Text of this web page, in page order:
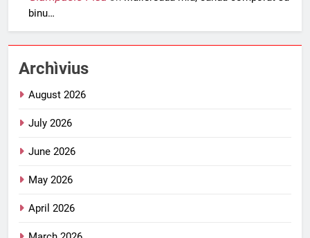
binu…
Archìvius
August 2026
July 2026
June 2026
May 2026
April 2026